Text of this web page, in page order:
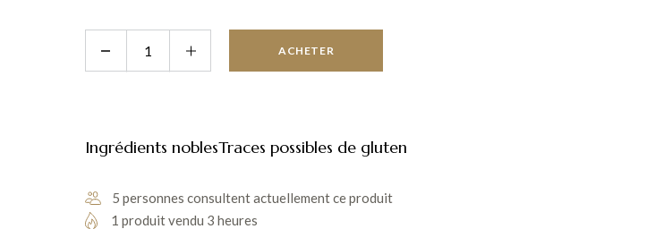
ACHETER
Ingrédients noblesTraces possibles de gluten
5 personnes consultent actuellement ce produit
1 produit vendu 3 heures